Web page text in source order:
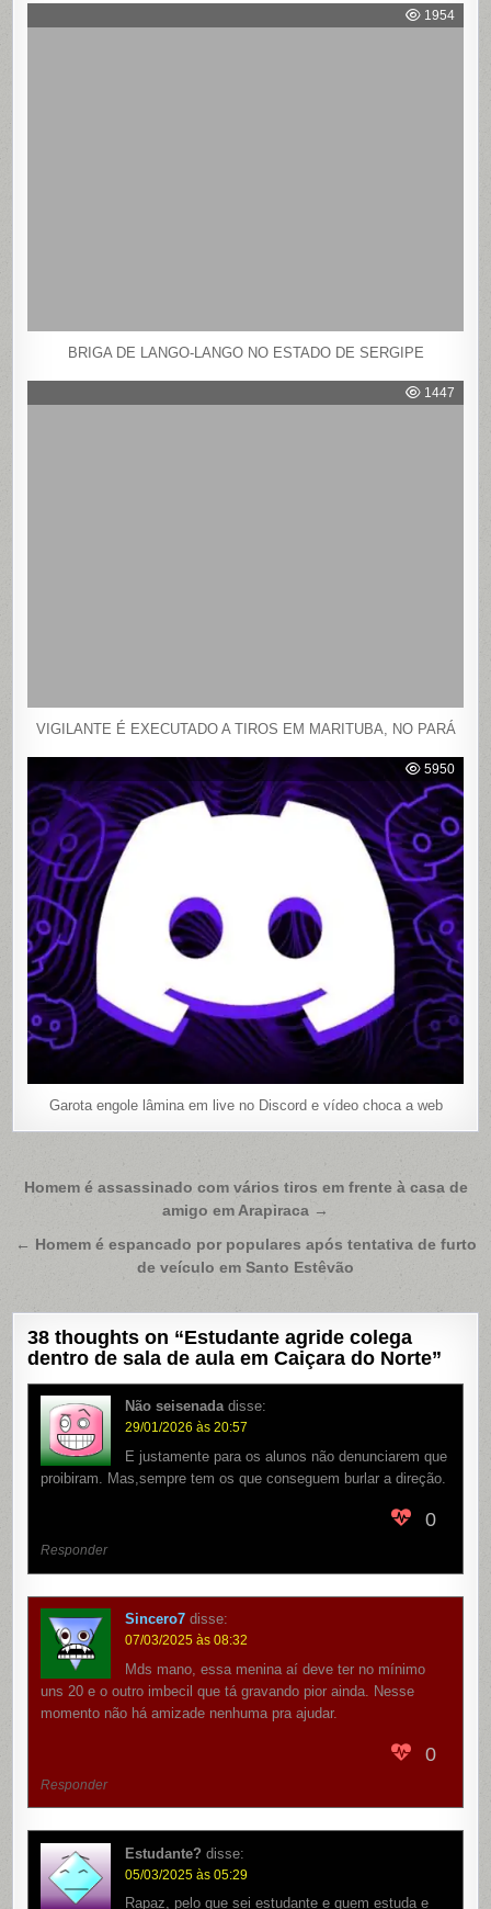
1954
BRIGA DE LANGO-LANGO NO ESTADO DE SERGIPE
1447
VIGILANTE É EXECUTADO A TIROS EM MARITUBA, NO PARÁ
5950
Garota engole lâmina em live no Discord e vídeo choca a web
Navegação
Post
Homem é assassinado com vários tiros em frente à casa de
amigo em Arapiraca →
← Homem é espancado por populares após tentativa de furto
de veículo em Santo Estêvão
38 thoughts on “Estudante agride colega
dentro de sala de aula em Caiçara do Norte”
Não seisenada disse:
29/01/2026 às 20:57
E justamente para os alunos não denunciarem que
proibiram. Mas,sempre tem os que conseguem burlar a direção.
0
Responder
Sincero7 disse:
07/03/2025 às 08:32
Mds mano, essa menina aí deve ter no mínimo
uns 20 e o outro imbecil que tá gravando pior ainda. Nesse
momento não há amizade nenhuma pra ajudar.
0
Responder
Estudante? disse:
05/03/2025 às 05:29
Rapaz, pelo que sei estudante e quem estuda e